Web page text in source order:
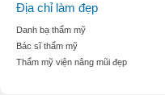
Địa chỉ làm đẹp
Danh bạ thẩm mỹ
Bác sĩ thẩm mỹ
Thẩm mỹ viện nâng mũi đẹp